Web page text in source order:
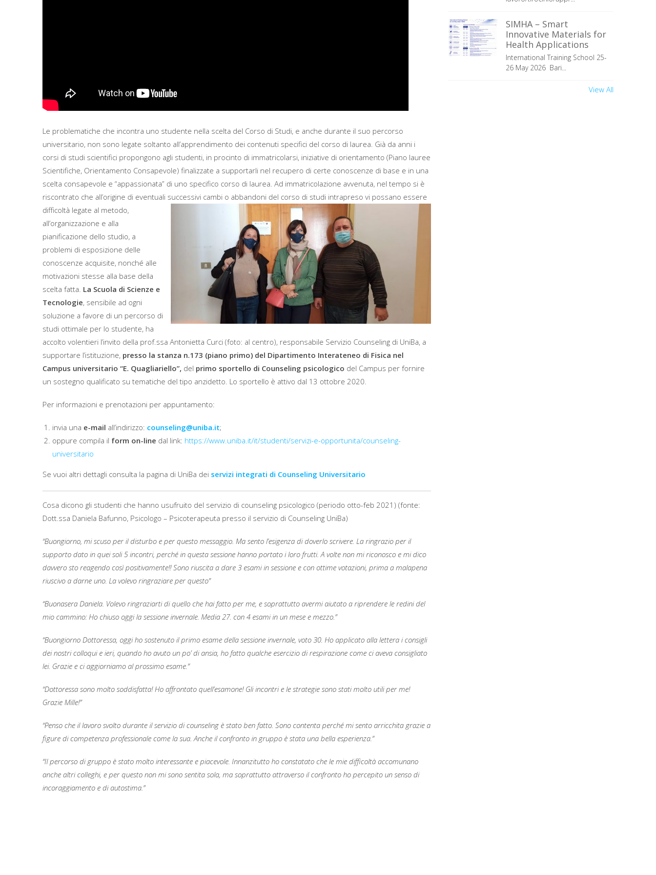
Le problematiche che incontra uno studente nella scelta del Corso di Studi, e anche durante il suo percorso
universitario, non sono legate soltanto all’apprendimento dei contenuti specifici del corso di laurea. Già da anni i
corsi di studi scientifici propongono agli studenti, in procinto di immatricolarsi, iniziative di orientamento (Piano lauree
Scientifiche, Orientamento Consapevole) finalizzate a supportarli nel recupero di certe conoscenze di base e in una
scelta consapevole e “appassionata” di uno specifico corso di laurea. Ad immatricolazione avvenuta, nel tempo si è
riscontrato che all’origine di eventuali successivi cambi o abbandoni del corso di studi intrapreso vi possano essere
difficoltà legate al metodo,
all’organizzazione e alla
pianificazione dello studio, a
problemi di esposizione delle
conoscenze acquisite, nonché alle
motivazioni stesse alla base della
scelta fatta. La Scuola di Scienze e
Tecnologie, sensibile ad ogni
soluzione a favore di un percorso di
studi ottimale per lo studente, ha
accolto volentieri l’invito della prof.ssa Antonietta Curci (foto: al centro), responsabile Servizio Counseling di UniBa, a
supportare l’istituzione, presso la stanza n.173 (piano primo) del Dipartimento Interateneo di Fisica nel
Campus universitario “E. Quagliariello”, del primo sportello di Counseling psicologico del Campus per fornire
un sostegno qualificato su tematiche del tipo anzidetto. Lo sportello è attivo dal 13 ottobre 2020.
Per informazioni e prenotazioni per appuntamento:
invia una e-mail all’indirizzo: counseling@uniba.it;
oppure compila il form on-line dal link: https://www.uniba.it/it/studenti/servizi-e-opportunita/counseling-
universitario
Se vuoi altri dettagli consulta la pagina di UniBa dei servizi integrati di Counseling Universitario
Cosa dicono gli studenti che hanno usufruito del servizio di counseling psicologico (periodo otto-feb 2021) (fonte:
Dott.ssa Daniela Bafunno, Psicologo – Psicoterapeuta presso il servizio di Counseling UniBa)
“Buongiorno, mi scuso per il disturbo e per questo messaggio. Ma sento l’esigenza di doverlo scrivere. La ringrazio per il
supporto dato in quei soli 5 incontri, perché in questa sessione hanno portato i loro frutti. A volte non mi riconosco e mi dico
davvero sto reagendo così positivamente!! Sono riuscita a dare 3 esami in sessione e con ottime votazioni, prima a malapena
riuscivo a darne uno. La volevo ringraziare per questo”
“Buonasera Daniela. Volevo ringraziarti di quello che hai fatto per me, e soprattutto avermi aiutato a riprendere le redini del
mio cammino: Ho chiuso oggi la sessione invernale. Media 27. con 4 esami in un mese e mezzo.”
“Buongiorno Dottoressa, oggi ho sostenuto il primo esame della sessione invernale, voto 30. Ho applicato alla lettera i consigli
dei nostri colloqui e ieri, quando ho avuto un po’ di ansia, ho fatto qualche esercizio di respirazione come ci aveva consigliato
lei. Grazie e ci aggiorniamo al prossimo esame.”
“Dottoressa sono molto soddisfatta! Ho affrontato quell’esamone! Gli incontri e le strategie sono stati molto utili per me!
Grazie Mille!”
“Penso che il lavoro svolto durante il servizio di counseling è stato ben fatto. Sono contenta perché mi sento arricchita grazie a
figure di competenza professionale come la sua. Anche il confronto in gruppo è stata una bella esperienza.”
“Il percorso di gruppo è stato molto interessante e piacevole. Innanzitutto ho constatato che le mie difficoltà accomunano
anche altri colleghi, e per questo non mi sono sentita sola, ma soprattutto attraverso il confronto ho percepito un senso di
incoraggiamento e di autostima.”
SIMHA – Smart
Innovative Materials for
Health Applications
International Training School 25-
26 May 2026 Bari...
View All